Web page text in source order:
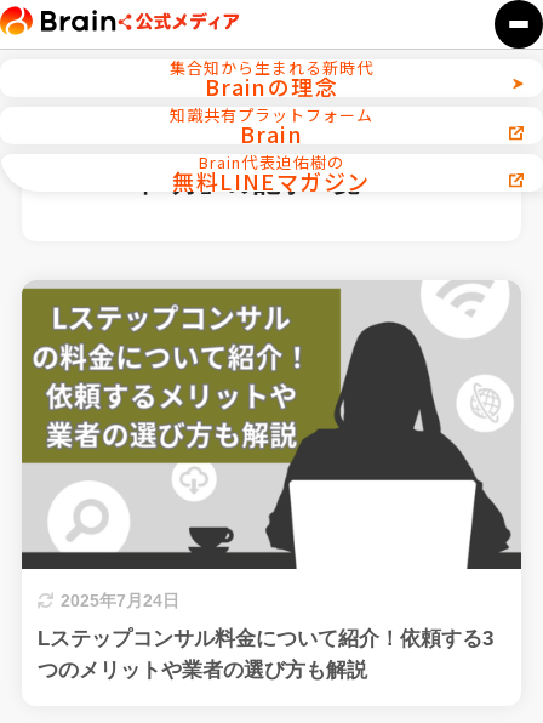
集合知から生まれる新時代
Brainの理念
知識共有プラットフォーム
Brain
Brain代表迫佑樹の
無料LINEマガジン
「2023年3月」の記事一覧
2025年7月24日
Lステップコンサル料金について紹介！依頼する3
つのメリットや業者の選び方も解説